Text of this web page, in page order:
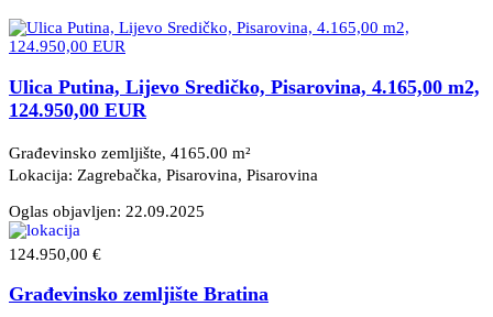
Ulica Putina, Lijevo Sredičko, Pisarovina, 4.165,00 m2,
124.950,00 EUR
Građevinsko zemljište, 4165.00 m²
Lokacija: Zagrebačka, Pisarovina, Pisarovina
Oglas objavljen: 22.09.2025
124.950,00 €
Građevinsko zemljište Bratina